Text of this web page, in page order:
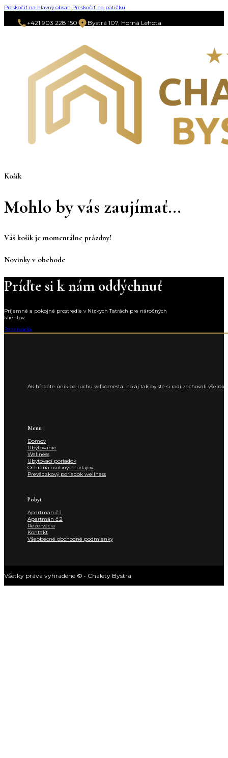
Preskočiť na hlavný obsah Preskočiť na pätičku
+421 903 228 150 Bystrá 107, Horná Lehota
Košík
Mohlo by vás zaujímať…
Váš košík je momentálne prázdny!
Novinky v obchode
Príďte si k nám oddýchnuť
Príjemné a pokojné prostredie v Nízkych Tatrách pre náročných
klientov.
Rezervácia
Ak hľadáte únik od ruchu veľkomesta…no aj tak by ste si radi zachovali všetok
Menu
Domov
Ubytovanie
Wellness
Ubytovací poriadok
Ochrana osobných údajov
Prevádzkový poriadok wellness
Pobyt
Apartmán č.1
Apartmán č.2
Rezervácia
Kontakt
Všeobecné obchodné podmienky
Všetky práva vyhradené © • Chalety Bystrá